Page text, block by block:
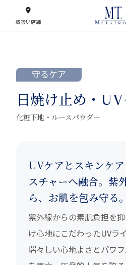
取扱い店舗
守るケア
日焼け止め・
化粧下地・ルースパウダー
UVケアとスキンケ
スチャーへ融合。紫
ら、お肌を包み守る。
紫外線からの素肌負担を
け心地にこだわったUVライ
瑞々しい心地よさとパワ